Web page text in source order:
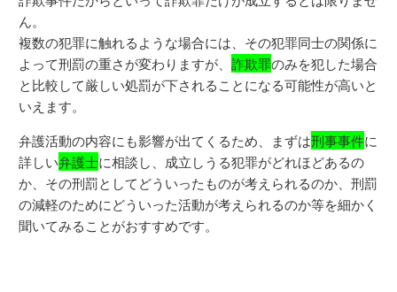
ん。
複数の犯罪に触れるような場合には、その犯罪同士の関係に
よって刑罰の重さが変わりますが、詐欺罪のみを犯した場合
と比較して厳しい処罰が下されることになる可能性が高いと
いえます。
弁護活動の内容にも影響が出てくるため、まずは刑事事件に
詳しい弁護士に相談し、成立しうる犯罪がどれほどあるの
か、その刑罰としてどういったものが考えられるのか、刑罰
の減軽のためにどういった活動が考えられるのか等を細かく
聞いてみることがおすすめです。